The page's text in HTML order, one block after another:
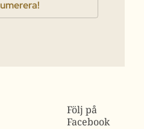
Följ på
Facebook